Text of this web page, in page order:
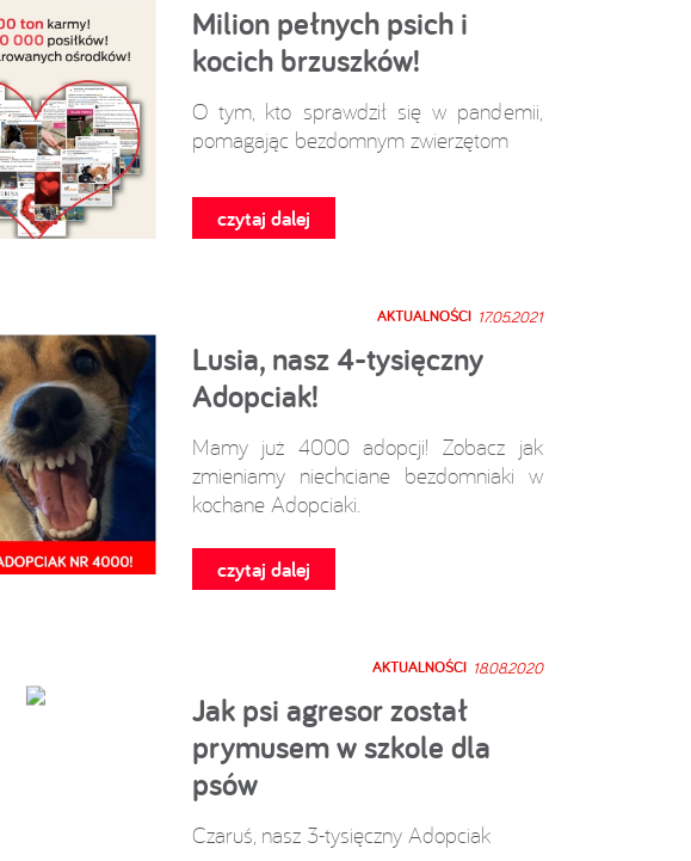
Milion pełnych psich i
kocich brzuszków!
O tym, kto sprawdził się w pandemii,
pomagając bezdomnym zwierzętom
czytaj dalej
AKTUALNOŚCI 17.05.2021
Lusia, nasz 4-tysięczny
Adopciak!
Mamy już 4000 adopcji! Zobacz jak
zmieniamy niechciane bezdomniaki w
kochane Adopciaki.
czytaj dalej
AKTUALNOŚCI 18.08.2020
Jak psi agresor został
prymusem w szkole dla
psów
Czaruś, nasz 3-tysięczny Adopciak